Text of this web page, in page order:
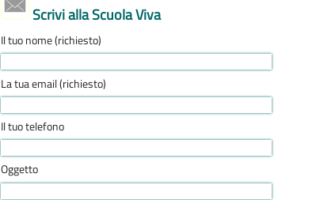
Scrivi alla Scuola Viva
Il tuo nome (richiesto)
La tua email (richiesto)
Il tuo telefono
Oggetto